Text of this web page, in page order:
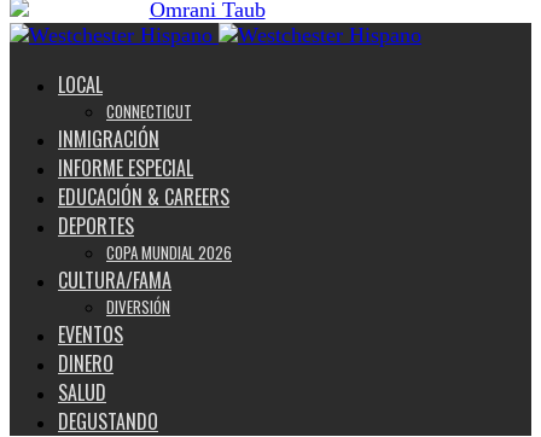
LOCAL
CONNECTICUT
INMIGRACIÓN
INFORME ESPECIAL
EDUCACIÓN & CAREERS
DEPORTES
COPA MUNDIAL 2026
CULTURA/FAMA
DIVERSIÓN
EVENTOS
DINERO
SALUD
DEGUSTANDO